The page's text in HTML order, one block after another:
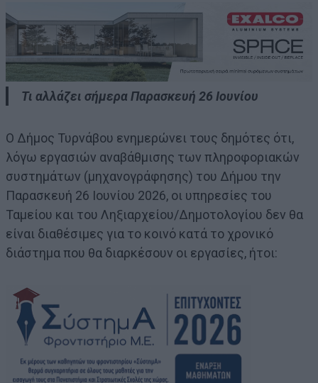
Τι αλλάζει σήμερα Παρασκευή 26 Ιουνίου
Ο Δήμος Τυρνάβου ενημερώνει τους δημότες ότι,
λόγω εργασιών αναβάθμισης των πληροφοριακών
συστημάτων (μηχανογράφησης) του Δήμου την
Παρασκευή 26 Ιουνίου 2026, οι υπηρεσίες του
Ταμείου και του Ληξιαρχείου/Δημοτολογίου δεν θα
είναι διαθέσιμες για το κοινό κατά το χρονικό
διάστημα που θα διαρκέσουν οι εργασίες, ήτοι: